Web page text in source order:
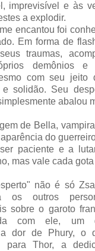
imprevisível e às
a explodir.
encantou foi
Em forma de
traumas,
demônios e
com seu jeito
e solidão. Seu
abalou
de Bella,
do
paciente e a
mas vale cada gota
não é só
os outros
sobre o garoto
com ele, um
a dor de Phury, o
para Thor, a